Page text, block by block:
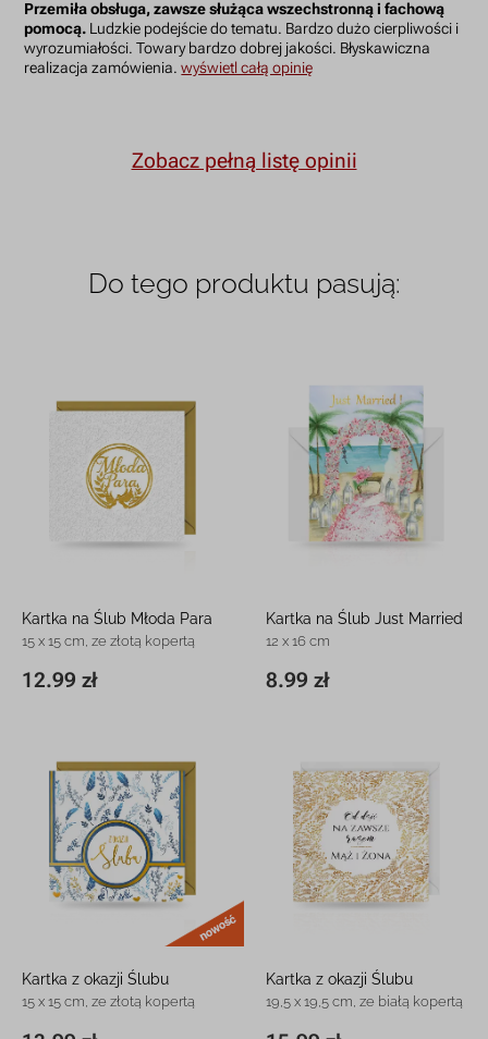
Przemiła obsługa, zawsze służąca wszechstronną i fachową
pomocą. Ludzkie podejście do tematu. Bardzo dużo cierpliwości i
wyrozumiałości. Towary bardzo dobrej jakości. Błyskawiczna
realizacja zamówienia.wyświetl całą opinię
Zobacz pełną listę opinii
Do tego produktu pasują:
Kartka na Ślub Młoda Para
15 x 15 cm, ze złotą kopertą
12.99 zł
15 x 15 cm
Kartka na Ślub Just Married
12 x 16 cm
8.99 zł
11,8 x 16,3 cm
Kartka z okazji Ślubu
15 x 15 cm, ze złotą kopertą
Kartka z okazji Ślubu
19,5 x 19,5 cm, ze białą kopertą